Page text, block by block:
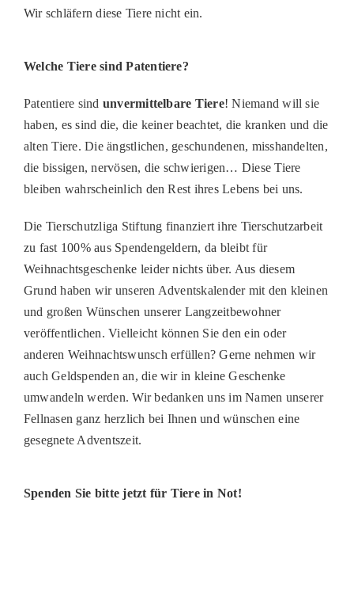
Wir schläfern diese Tiere nicht ein.
Welche Tiere sind Patentiere?
Patentiere sind unvermittelbare Tiere! Niemand will sie
haben, es sind die, die keiner beachtet, die kranken und die
alten Tiere. Die ängstlichen, geschundenen, misshandelten,
die bissigen, nervösen, die schwierigen… Diese Tiere
bleiben wahrscheinlich den Rest ihres Lebens bei uns.
Die Tierschutzliga Stiftung finanziert ihre Tierschutzarbeit
zu fast 100% aus Spendengeldern, da bleibt für
Weihnachtsgeschenke leider nichts über. Aus diesem
Grund haben wir unseren Adventskalender mit den kleinen
und großen Wünschen unserer Langzeitbewohner
veröffentlichen. Vielleicht können Sie den ein oder
anderen Weihnachtswunsch erfüllen? Gerne nehmen wir
auch Geldspenden an, die wir in kleine Geschenke
umwandeln werden. Wir bedanken uns im Namen unserer
Fellnasen ganz herzlich bei Ihnen und wünschen eine
gesegnete Adventszeit.
Spenden Sie bitte jetzt für Tiere in Not!